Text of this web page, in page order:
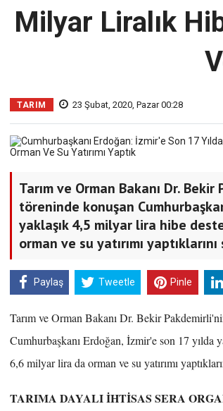
Milyar Liralık
TARIM 23 Şubat, 2020, Pazar 00:28
Tarım ve Orman Bakanı Dr. Bekir
töreninde konuşan
yaklaşık 4,5 milyar lira hibe
orman ve su yatırımı
Paylaş Tweetle Pinle
Tarım ve Orman Bakanı Dr. Bekir
Cumhurbaşkanı Erdoğan, İzmir'e son 17
6,6 milyar lira da orman ve su yatırımı
TARIMA DAYALI İHTİSAS SERA